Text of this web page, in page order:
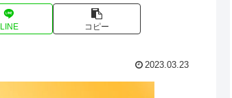
LINE コピー
2023.03.23